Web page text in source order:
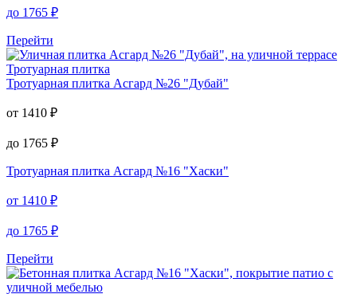
до 1765 ₽
Перейти
Тротуарная плитка
Тротуарная плитка Асгард №26 "Дубай"
от 1410 ₽
до 1765 ₽
Тротуарная плитка Асгард №16 "Хаски"
от 1410 ₽
до 1765 ₽
Перейти